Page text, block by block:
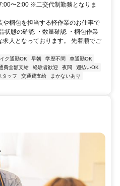
〜2:00 ※二交代制勤務となりま
や梱包を担当する軽作業のお仕事で
状態の確認 ・数量確認 ・梱包作業
求人となっております。 先着順でご
ク通勤OK 早朝 学歴不問
車通勤OK
費全額支給 経験者歓迎 夜間
週払いOK
タッフ 交通費支給
まかないあり